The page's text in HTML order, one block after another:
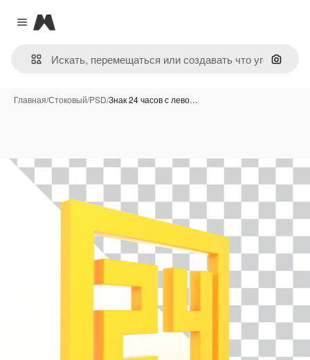
Close menu
Magnific
Поиск
Главная/Стоковый/PSD/Знак 24 часов с лево…